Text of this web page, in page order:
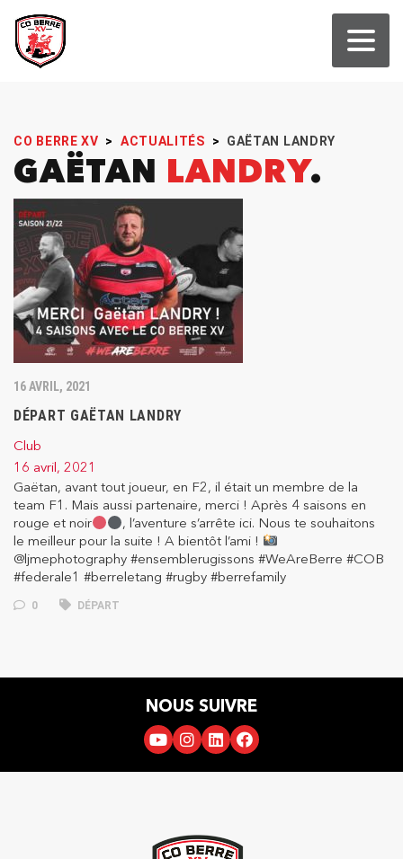
CO BERRE XV > ACTUALITÉS > GAËTAN LANDRY
GAËTAN LANDRY
16 AVRIL, 2021
DÉPART GAËTAN LANDRY
Club
16 avril, 2021
Gaëtan, avant tout joueur, en F2, il était un membre de la
team F1. Mais aussi partenaire, merci ! Après 4 saisons en
rouge et noir
, l’aventure s’arrête ici. Nous te souhaitons
le meilleur pour la suite ! A bientôt l’ami !
@ljmephotography #ensemblerugissons #WeAreBerre #COB
#federale1 #berreletang #rugby #berrefamily
0 DÉPART
NOUS SUIVRE